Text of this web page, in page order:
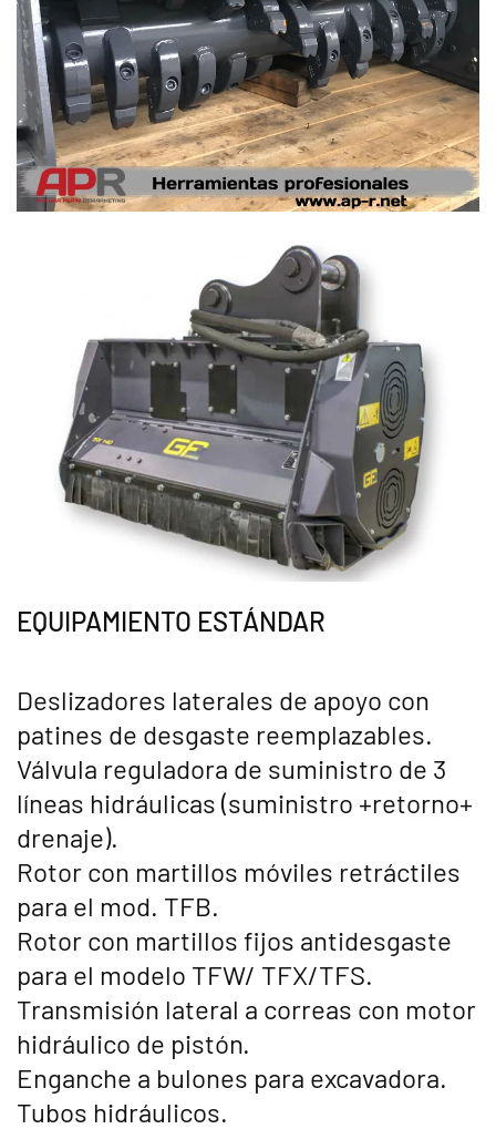
Ampliar
Ampliar
EQUIPAMIENTO ESTÁNDAR
Deslizadores laterales de apoyo con
patines de desgaste reemplazables.
Válvula reguladora de suministro de 3
líneas hidráulicas (suministro +retorno+
drenaje).
Rotor con martillos móviles retráctiles
para el mod. TFB.
Rotor con martillos fijos antidesgaste
para el modelo TFW/ TFX/TFS.
Transmisión lateral a correas con motor
hidráulico de pistón.
Enganche a bulones para excavadora.
Tubos hidráulicos.